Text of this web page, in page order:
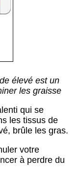
élevé est un
les graisse
qui se
les tissus de
brûle les gras.
votre
à perdre du